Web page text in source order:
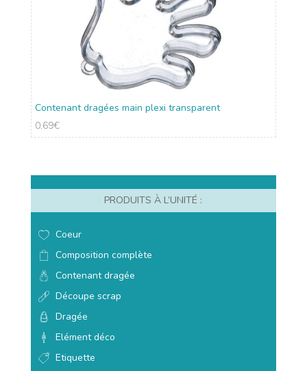
Contenant dragées main plexi transparent
0.69€
PRODUITS À L’UNITÉ :
Coeur
Composition complète
Contenant dragée
Découpe scrap
Dragée
Elément déco
Etiquette